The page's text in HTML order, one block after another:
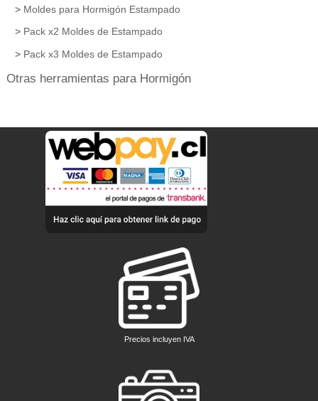
Moldes para Hormigón Estampado
Pack x2 Moldes de Estampado
Pack x3 Moldes de Estampado
Otras herramientas para Hormigón
Precios incluyen IVA